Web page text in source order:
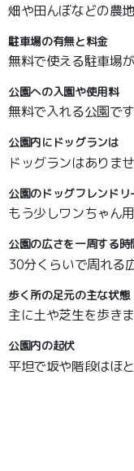
畑や田んぼなどの農
駐車場の有無と料金
無料で使える駐車場
公園への入園や使用料
無料で入れる公園です
公園内にドッグランは
ドッグランはありま
公園のドッグフレンドリ
もう少しワンちゃん
公園の広さを一周する時
30分くらいで周れる
歩く所の足元の主な状態
主に土や芝生を歩き
公園内の起伏
平坦で坂や階段はほ